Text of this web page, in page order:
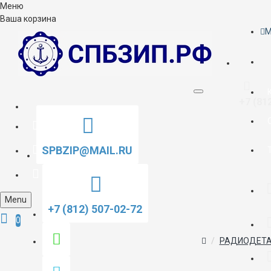
Меню
Ваша корзина
SPBZIP@MAIL.RU
+7 (812) 507-02-72
Menu
0